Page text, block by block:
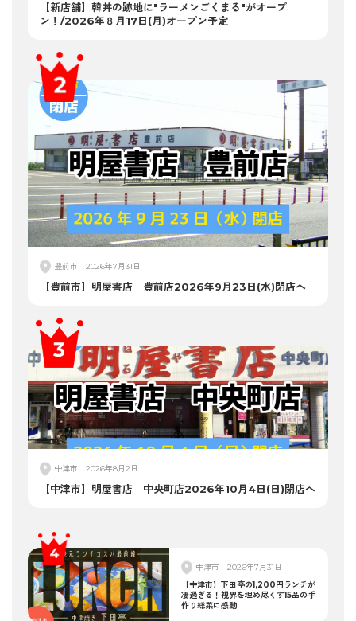
【新店舗】韓丼の跡地に"ラーメンごくまる"がオープ
ン！/2026年８月17日(月)オープン予定
豊前市 2026年7月31日
【豊前市】明屋書店 豊前店2026年9月23日(水)閉店へ
中津市 2026年8月2日
【中津市】明屋書店 中央町店2026年10月4日(日)閉店へ
中津市
2026年7月31日
【中津市】下田亭の1,200円ランチが
凄過ぎる！視界を埋め尽くす15品の手
作り総菜に感動